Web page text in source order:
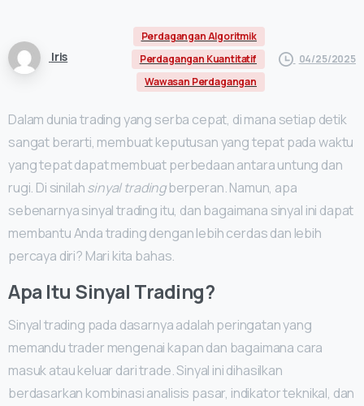
Iris
Perdagangan Algoritmik
Perdagangan Kuantitatif
Wawasan Perdagangan
04/25/2025
Dalam dunia trading yang serba cepat, di mana setiap detik
sangat berarti, membuat keputusan yang tepat pada waktu
yang tepat dapat membuat perbedaan antara untung dan
rugi. Di sinilahsinyal tradingberperan. Namun, apa
sebenarnya sinyal trading itu, dan bagaimana sinyal ini dapat
membantu Anda trading dengan lebih cerdas dan lebih
percaya diri? Mari kita bahas.
Apa Itu Sinyal Trading?
Sinyal trading pada dasarnya adalah peringatan yang
memandu trader mengenai kapan dan bagaimana cara
masuk atau keluar dari trade. Sinyal ini dihasilkan
berdasarkan kombinasi analisis pasar, indikator teknikal, dan